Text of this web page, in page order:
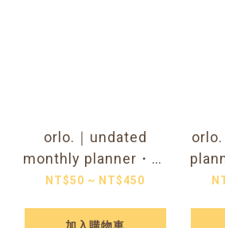
orlo.｜undated
monthly planner・無
時效月計劃本 (包含書
NT$50 ~ NT$450